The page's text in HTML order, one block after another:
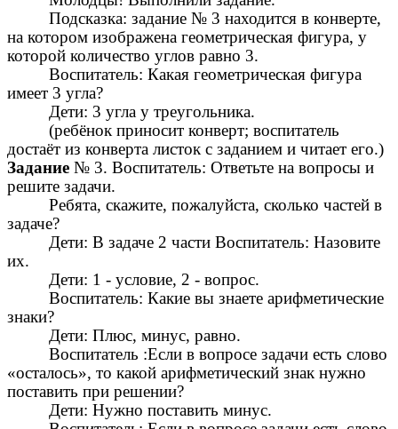
Подсказка: задание № 3 находится в конверте,
на котором изображена геометрическая фигура, у
которой количество углов равно 3.
Воспитатель: Какая геометрическая фигура
имеет 3 угла?
Дети: 3 угла у треугольника.
(ребёнок приносит конверт; воспитатель
достаёт из конверта листок с заданием и читает его.)
Задание № 3. Воспитатель: Ответьте на вопросы и
решите задачи.
Ребята, скажите, пожалуйста, сколько частей в
задаче?
Дети: В задаче 2 части Воспитатель: Назовите
их.
Дети: 1 - условие, 2 - вопрос.
Воспитатель: Какие вы знаете арифметические
знаки?
Дети: Плюс, минус, равно.
Воспитатель :Если в вопросе задачи есть слово
«осталось», то какой арифметический знак нужно
поставить при решении?
Дети: Нужно поставить минус.